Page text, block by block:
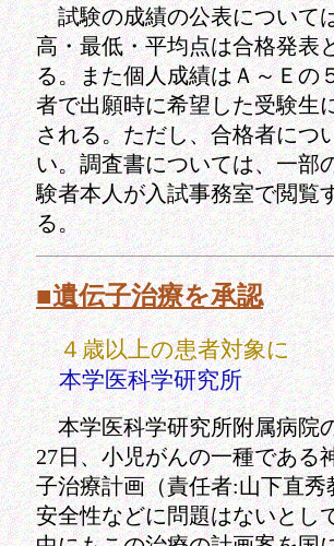
試験の成績の公表について
高・最低・平均点は合格発表
る。また個人成績はＡ～Ｅの
者で出願時に希望した受験生
される。ただし、合格者につ
い。調査書については、一部
験者本人が入試事務室で閲覧
る。
■遺伝子治療を承認
４歳以上の患者対象に
本学医科学研究所
本学医科学研究所附属病院
27日、小児がんの一種である
子治療計画（責任者:山下直
安全性などに問題はないとし